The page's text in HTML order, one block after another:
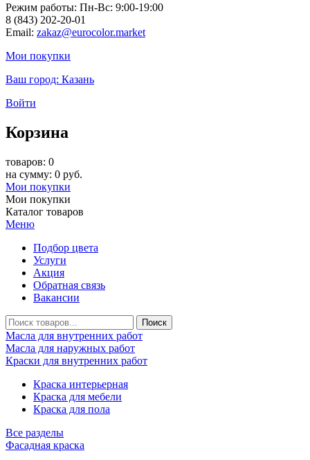
Режим работы: Пн-Вc: 9:00-19:00
8 (843) 202-20-01
Email: zakaz@eurocolor.market
Мои покупки
Ваш город: Казань
Войти
Корзина
товаров: 0
на сумму: 0 руб.
Мои покупки
Мои покупки
Каталог товаров
Меню
Подбор цвета
Услуги
Акция
Обратная связь
Вакансии
Масла для внутренних работ
Масла для наружных работ
Краски для внутренних работ
Краска интерьерная
Краска для мебели
Краска для пола
Все разделы
Фасадная краска